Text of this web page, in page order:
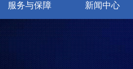
服务与保障 新闻中心